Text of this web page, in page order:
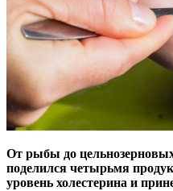
От рыбы до
поделился четырьмя
уровень холестерина и